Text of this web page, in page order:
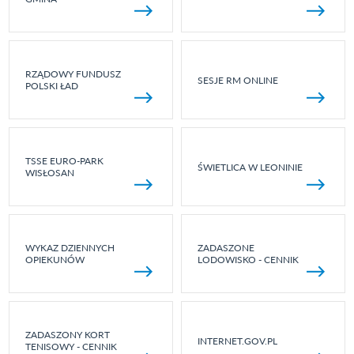
RZĄDOWY FUNDUSZ
POLSKI ŁAD
SESJE RM ONLINE
TSSE EURO-PARK
WISŁOSAN
ŚWIETLICA W LEONINIE
WYKAZ DZIENNYCH
OPIEKUNÓW
ZADASZONE
LODOWISKO - CENNIK
ZADASZONY KORT
TENISOWY - CENNIK
INTERNET.GOV.PL